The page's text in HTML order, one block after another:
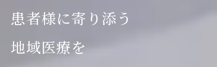
患者様に寄り添う
地域医療を